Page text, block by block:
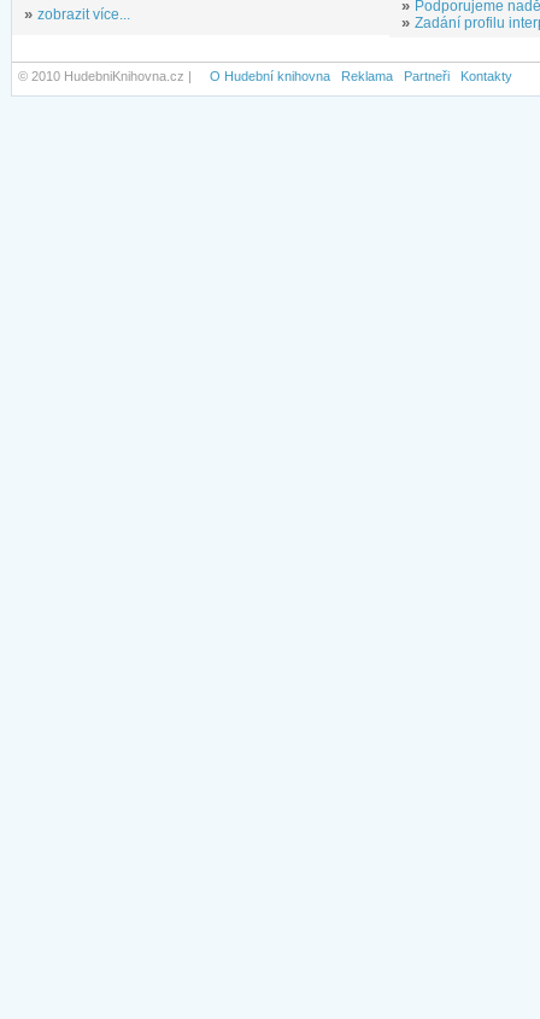
» zobrazit více... » Podporujeme
» Zadání profilu
© 2010 HudebniKnihovna.cz | O Hudební knihovna Reklama Partneři Kontakty